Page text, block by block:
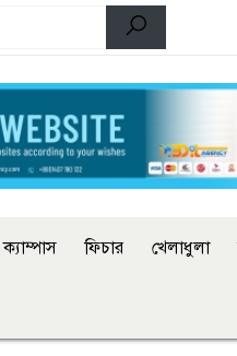
ক্যাম্পাস ফিচার খেলাধুলা